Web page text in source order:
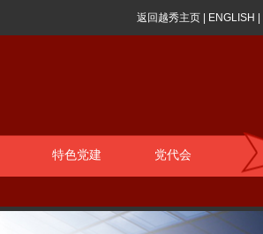
返回越秀主页 ENGLISH
特色党建 党代会